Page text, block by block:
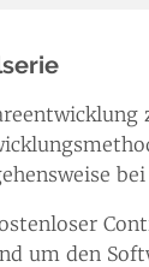
um den